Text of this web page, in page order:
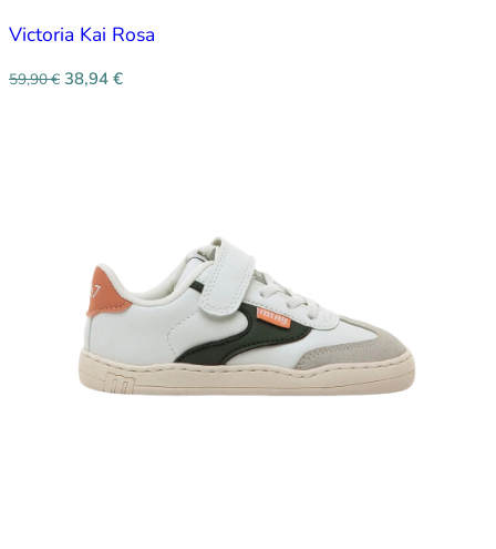
Victoria Kai Rosa
59,90€ 38,94 €